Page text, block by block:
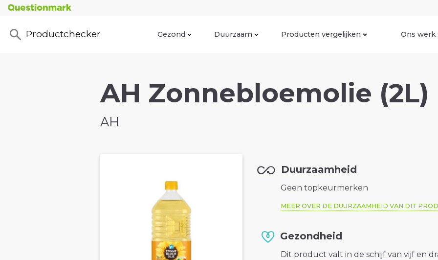
Productchecker Gezond Duurzaam Producten vergelijken Ons werk
AH Zonnebloemolie (2L)
AH
Duurzaamheid
Geen topkeurmerken
MEER OVER DE DUURZAAMHEID VAN DIT
Gezondheid
Dit product valt in de schijf van vijf en